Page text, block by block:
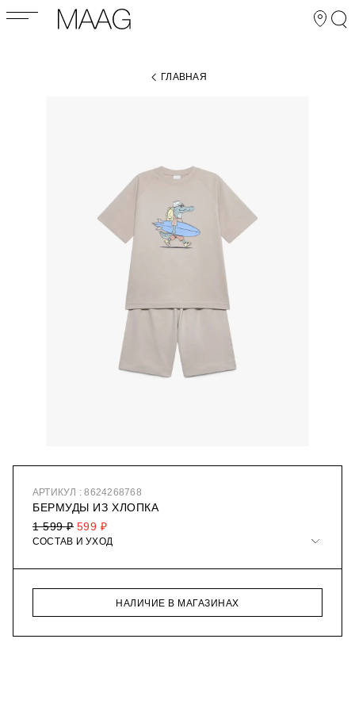
ГЛАВНАЯ
АРТИКУЛ : 8624268768
БЕРМУДЫ ИЗ ХЛОПКА
599 ₽
1 599 ₽
СОСТАВ И УХОД
НАЛИЧИЕ В МАГАЗИНАХ